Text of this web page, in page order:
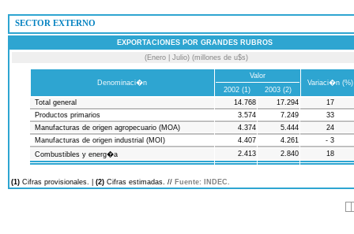
 SECTOR EXTERNO
EXPORTACIONES POR GRANDES RUBROS
(Enero | Julio) (millones de u$s)
Denominaci�n
Valor
2002 (1)
2003 (2)
Variaci�n (%)
Total general 14.768 17.294
17
Productos primarios
3.574 7.249
33
Manufacturas de origen agropecuario (MOA)
4.374 5.444
24
Manufacturas de origen industrial (MOI)
4.407 4.261
- 3
Combustibles y energ�a
2.413 2.840 18
(1) Cifras provisionales. | (2) Cifras estimadas. // Fuente: INDEC.